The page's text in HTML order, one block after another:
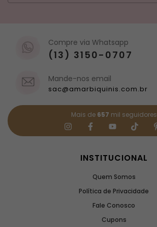
Compre via Whatsapp
(13) 3150-0707
Mande-nos email
sac@amarbiquinis.com.br
Mais de 657 mil seguidores
INSTITUCIONAL
Quem Somos
Política de Privacidade
Fale Conosco
Cupons